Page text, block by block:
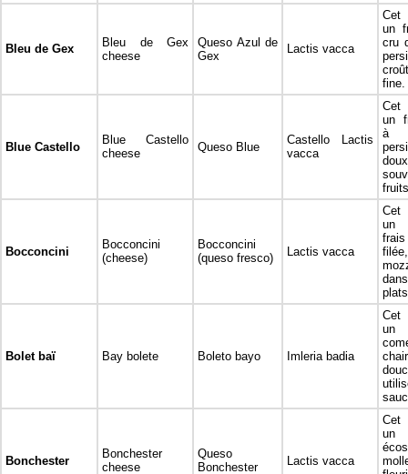
Bleu de Gex
Bleu de Gex
cheese
Queso Azul de
Gex
Lactis vacca
Cet
un
cru
fine.
Blue Castello
Blue Castello
cheese
Queso Blue
Castello Lactis
vacca
Cet
un
à
Bocconcini
Bocconcini
(cheese)
Bocconcini
(queso fresco)
Lactis vacca
Cet
un
Bolet baï Bay bolete Boleto bayo Imleria badia
Cet
un
Bonchester
Bonchester
cheese
Queso
Bonchester
Lactis vacca
Cet